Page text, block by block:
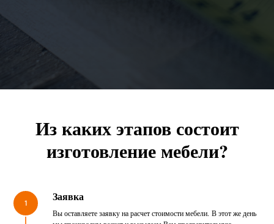
Из каких этапов состоит
изготовление мебели?
1 Заявка
Вы оставляете заявку на расчет стоимости мебели. В этот же день